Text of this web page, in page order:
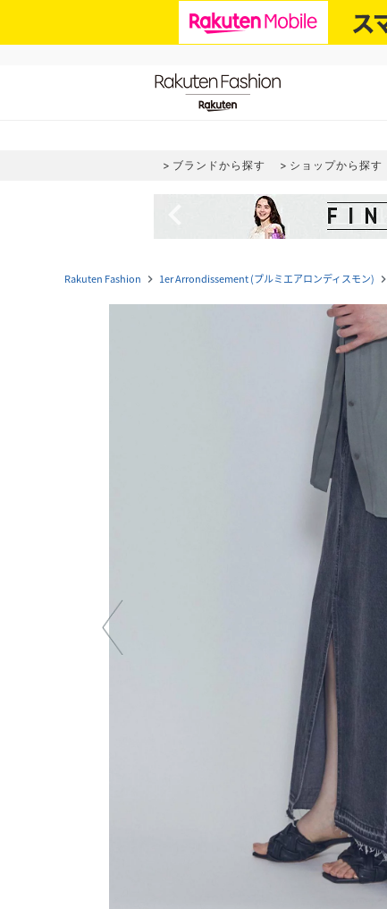
ブランドから探す ショップから探す
Rakuten Fashion navigate_next 1er Arrondissement (プルミエアロンディスモン) navigate_next